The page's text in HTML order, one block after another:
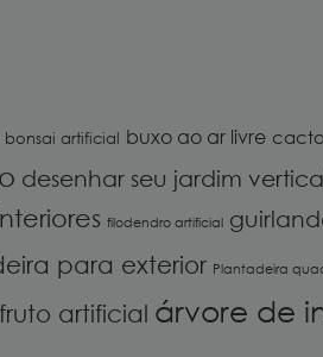
bonsai artificial buxo ao ar livre
desenhar seu jardim
filodendro artificial
para exterior Plantadeira
artificial árvore de